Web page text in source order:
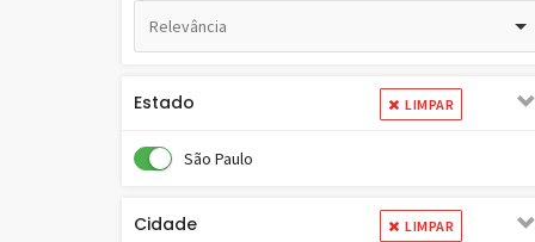
Relevância
Estado LIMPAR
São Paulo
Cidade LIMPAR